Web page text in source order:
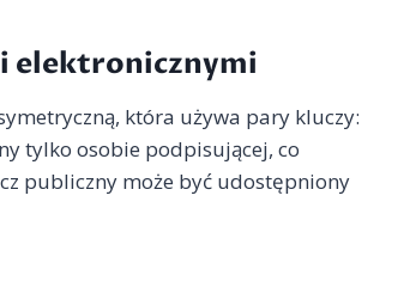
elektronicznymi
która używa pary kluczy:
tylko osobie podpisującej, co
publiczny może być udostępniony